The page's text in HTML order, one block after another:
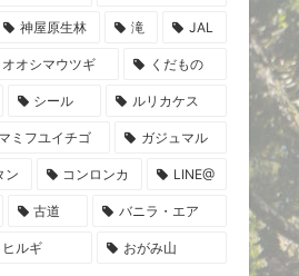
神屋原生林 滝 JAL
オオシマウツギ くだもの
シール ルリカケス
ミフユイチゴ ガジュマル
ン コンロンカ LINE@
古道 バニラ・エア
ヒルギ おがみ山